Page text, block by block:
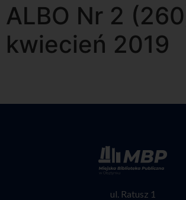
ALBO Nr 2
kwiecień 2019
ul. Ratusz 1